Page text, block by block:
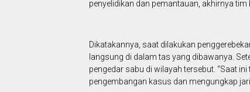
penyelidikan dan pemantauan, akhirnya
Dikatakannya, saat dilakukan
langsung di dalam tas yang dibawanya.
pengedar sabu di wilayah tersebut. “Saat
pengembangan kasus dan mengungkap